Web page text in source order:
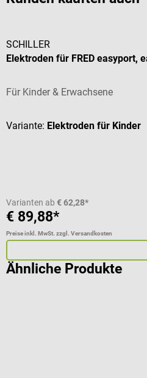
SCHILLER
Elektroden für FRED easyport,
Für Kinder & Erwachsene
Variante: Elektroden für Kinder
Varianten ab € 62,28*
€ 89,88*
Preise inkl. MwSt. zzgl. Versandkosten
Ähnliche Produkte